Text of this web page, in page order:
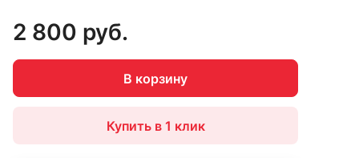
рублей (для сравнения розничная 170р).
Марка «JOKER FIREWORKS»
2 800 руб.
В корзину
Купить в 1 клик